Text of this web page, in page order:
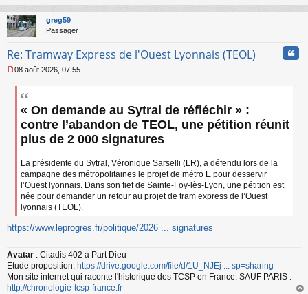
au
greg59
Passager
Re: Tramway Express de l'Ouest Lyonnais (TEOL)
e
08 août 2026, 07:55
« On demande au Sytral de réfléchir » :
contre l’abandon de TEOL, une pétition réunit
plus de 2 000 signatures
La présidente du Sytral, Véronique Sarselli (LR), a défendu lors de la
campagne des métropolitaines le projet de métro E pour desservir
l’Ouest lyonnais. Dans son fief de Sainte-Foy-lès-Lyon, une pétition est
née pour demander un retour au projet de tram express de l’Ouest
lyonnais (TEOL).
https://www.leprogres.fr/politique/2026 ... signatures
Avatar : Citadis 402 à Part Dieu
Etude proposition: https://drive.google.com/file/d/1U_NJEj ... sp=sharing
Mon site internet qui raconte l'historique des TCSP en France, SAUF PARIS :
http://chronologie-tcsp-france.fr